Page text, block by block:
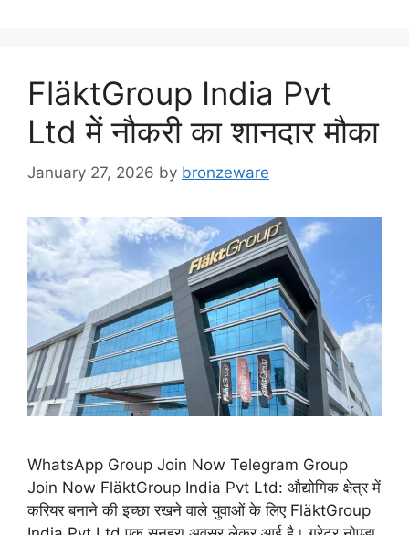
FläktGroup India Pvt
Ltd में नौकरी का शानदार मौका
January 27, 2026 by bronzeware
WhatsApp Group Join Now Telegram Group
Join Now FläktGroup India Pvt Ltd: औद्योगिक क्षेत्र में
करियर बनाने की इच्छा रखने वाले युवाओं के लिए FläktGroup